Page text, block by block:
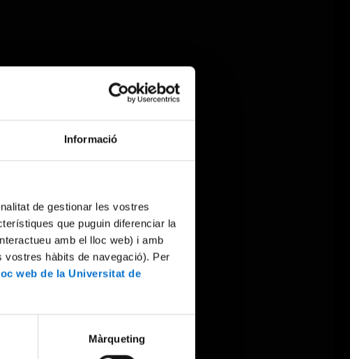
Informació
de gestionar les vostres
que puguin diferenciar la
amb el lloc web) i amb
vostres hàbits de navegació). Per
web de la Universitat de
Màrqueting